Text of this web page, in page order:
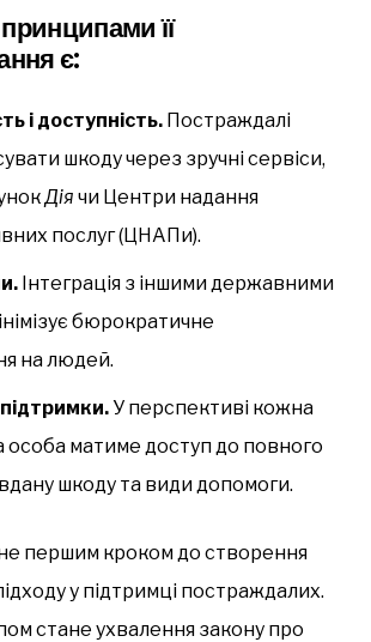
її
є:
і доступність. Постраждалі
шкоду через зручні сервіси,
Дія чи Центри надання
послуг (ЦНАПи).
Інтеграція з іншими державними
бюрократичне
на людей.
У перспективі кожна
особа матиме доступ до повного
шкоду та види допомоги.
першим кроком до створення
у підтримці постраждалих.
стане ухвалення закону про